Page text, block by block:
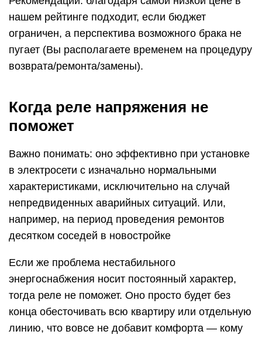
нашем рейтинге подходит, если бюджет
ограничен, а перспектива возможного брака не
пугает (Вы располагаете временем на процедуру
возврата/ремонта/замены).
Когда реле напряжения не
поможет
Важно понимать: оно эффективно при установке
в электросети с изначально нормальными
характеристиками, исключительно на случай
непредвиденных аварийных ситуаций. Или,
например, на период проведения ремонтов
десятком соседей в новостройке
Если же проблема нестабильного
энергоснабжения носит постоянный характер,
тогда реле не поможет. Оно просто будет без
конца обесточивать всю квартиру или отдельную
линию, что вовсе не добавит комфорта — кому